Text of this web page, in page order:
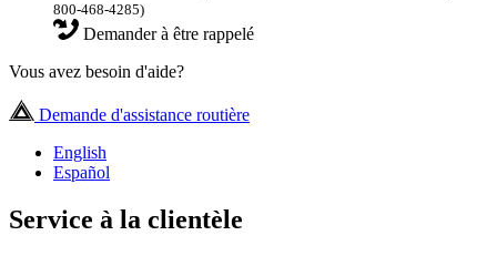
800-468-4285)
Demander à être rappelé
Vous avez besoin d'aide?
Demande d'assistance routière
English
Español
Service à la clientèle